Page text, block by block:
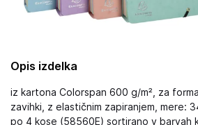
Opis izdelka
iz kartona Colorspan 600 g/m², za
zavihki, z elastičnim zapiranjem, mere:
po 4 kose (58560E) sortirano v barvah